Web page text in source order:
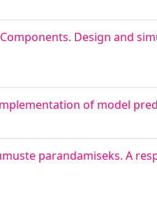
Design and
of model
parandamiseks. A